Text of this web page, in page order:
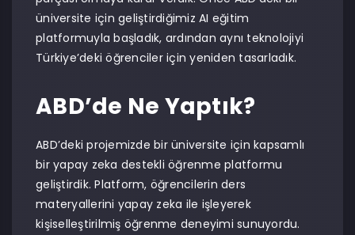
üniversite için geliştirdiğimiz AI eğitim
platformuyla başladık, ardından aynı teknolojiyi
Türkiye’deki öğrenciler için yeniden tasarladık.
ABD’de Ne Yaptık?
ABD’deki projemizde bir üniversite için kapsamlı
bir yapay zeka destekli öğrenme platformu
geliştirdik. Platform, öğrencilerin ders
materyallerini yapay zeka ile işleyerek
kişiselleştirilmiş öğrenme deneyimi sunuyordu.